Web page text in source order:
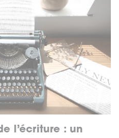
l’écriture : un